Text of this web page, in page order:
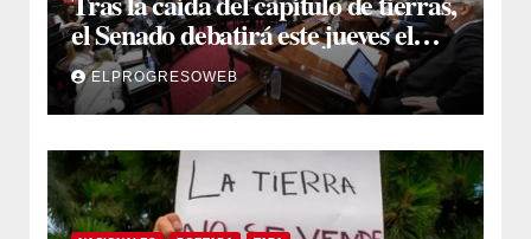
el Senado debatirá este jueves el
proyecto sobre propiedad privada
ELPROGRESOWEB